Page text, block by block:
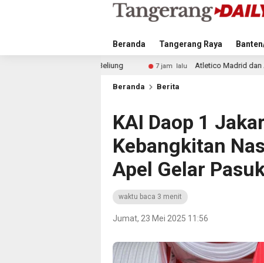
Beranda Tangerang Raya
Atletico Madrid dan Arsenal Saingi Inter Milan
Beranda Berita
KAI Daop 1
Kebangkitan
Apel Gelar
waktu baca 3 menit
Jumat, 23 Mei 2025 11:56